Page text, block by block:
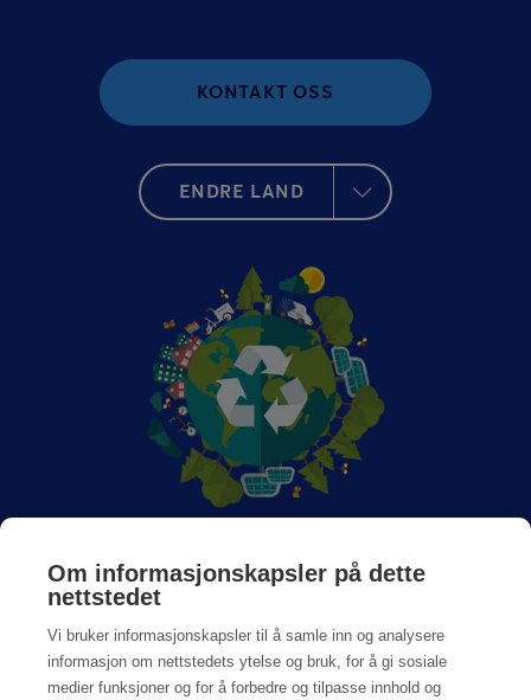
KONTAKT OSS
ENDRE LAND
Om informasjonskapsler på dette
nettstedet
Vi bruker informasjonskapsler til å samle inn og analysere
informasjon om nettstedets ytelse og bruk, for å gi sosiale
medier funksjoner og for å forbedre og tilpasse innhold og